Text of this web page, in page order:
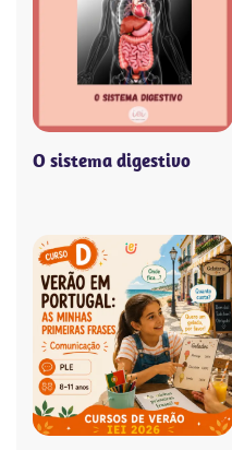
O sistema digestivo